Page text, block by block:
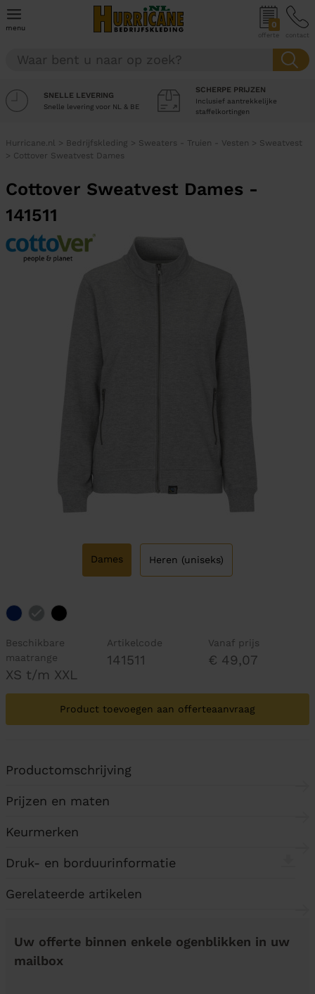
menu 0
offerte contact
SNELLE LEVERING
Snelle levering voor NL & BE
SCHERPE PRIJZEN
Inclusief aantrekkelijke
staffelkortingen
Hurricane.nl > Bedrijfskleding > Sweaters - Truien - Vesten > Sweatvest
> Cottover Sweatvest Dames
Cottover Sweatvest Dames -
141511
Dames Heren (uniseks)
Beschikbare
maatrange
XS t/m XXL
Artikelcode
141511
Vanaf prijs
€ 49,07
Product toevoegen aan offerteaanvraag
Productomschrijving
Prijzen en maten
Keurmerken
Druk- en borduurinformatie
Gerelateerde artikelen
Uw offerte binnen enkele ogenblikken in uw
mailbox